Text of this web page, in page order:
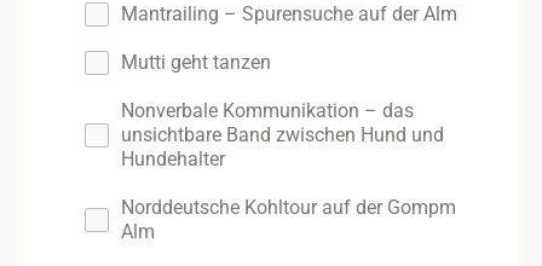
Mantrailing – Spurensuche auf der Alm
Mutti geht tanzen
Nonverbale Kommunikation – das
unsichtbare Band zwischen Hund und
Hundehalter
Norddeutsche Kohltour auf der Gompm
Alm